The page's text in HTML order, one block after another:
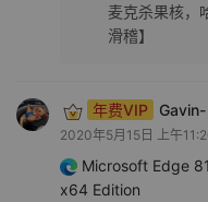
麦克杀果核，
滑稽】
年费VIP Gavin-
2020年5月15日 上午
Microsoft Edge
x64 Edition